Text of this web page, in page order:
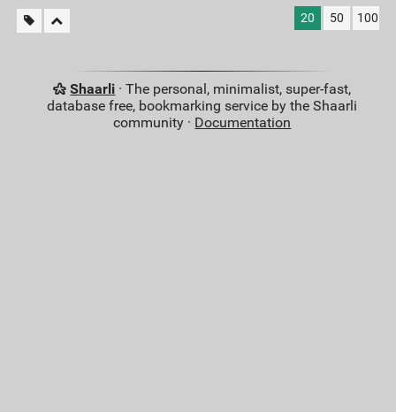
20 50 100
Shaarli · The personal, minimalist, super-fast,
database free, bookmarking service by the Shaarli
community · Documentation